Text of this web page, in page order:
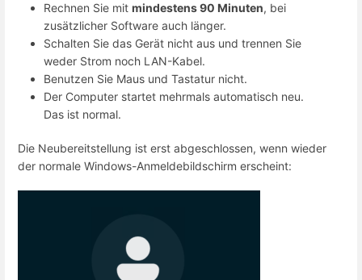
Rechnen Sie mit mindestens 90 Minuten, bei
zusätzlicher Software auch länger.
Schalten Sie das Gerät nicht aus und trennen Sie
weder Strom noch LAN-Kabel.
Benutzen Sie Maus und Tastatur nicht.
Der Computer startet mehrmals automatisch neu.
Das ist normal.
Die Neubereitstellung ist erst abgeschlossen, wenn wieder
der normale Windows-Anmeldebildschirm erscheint: